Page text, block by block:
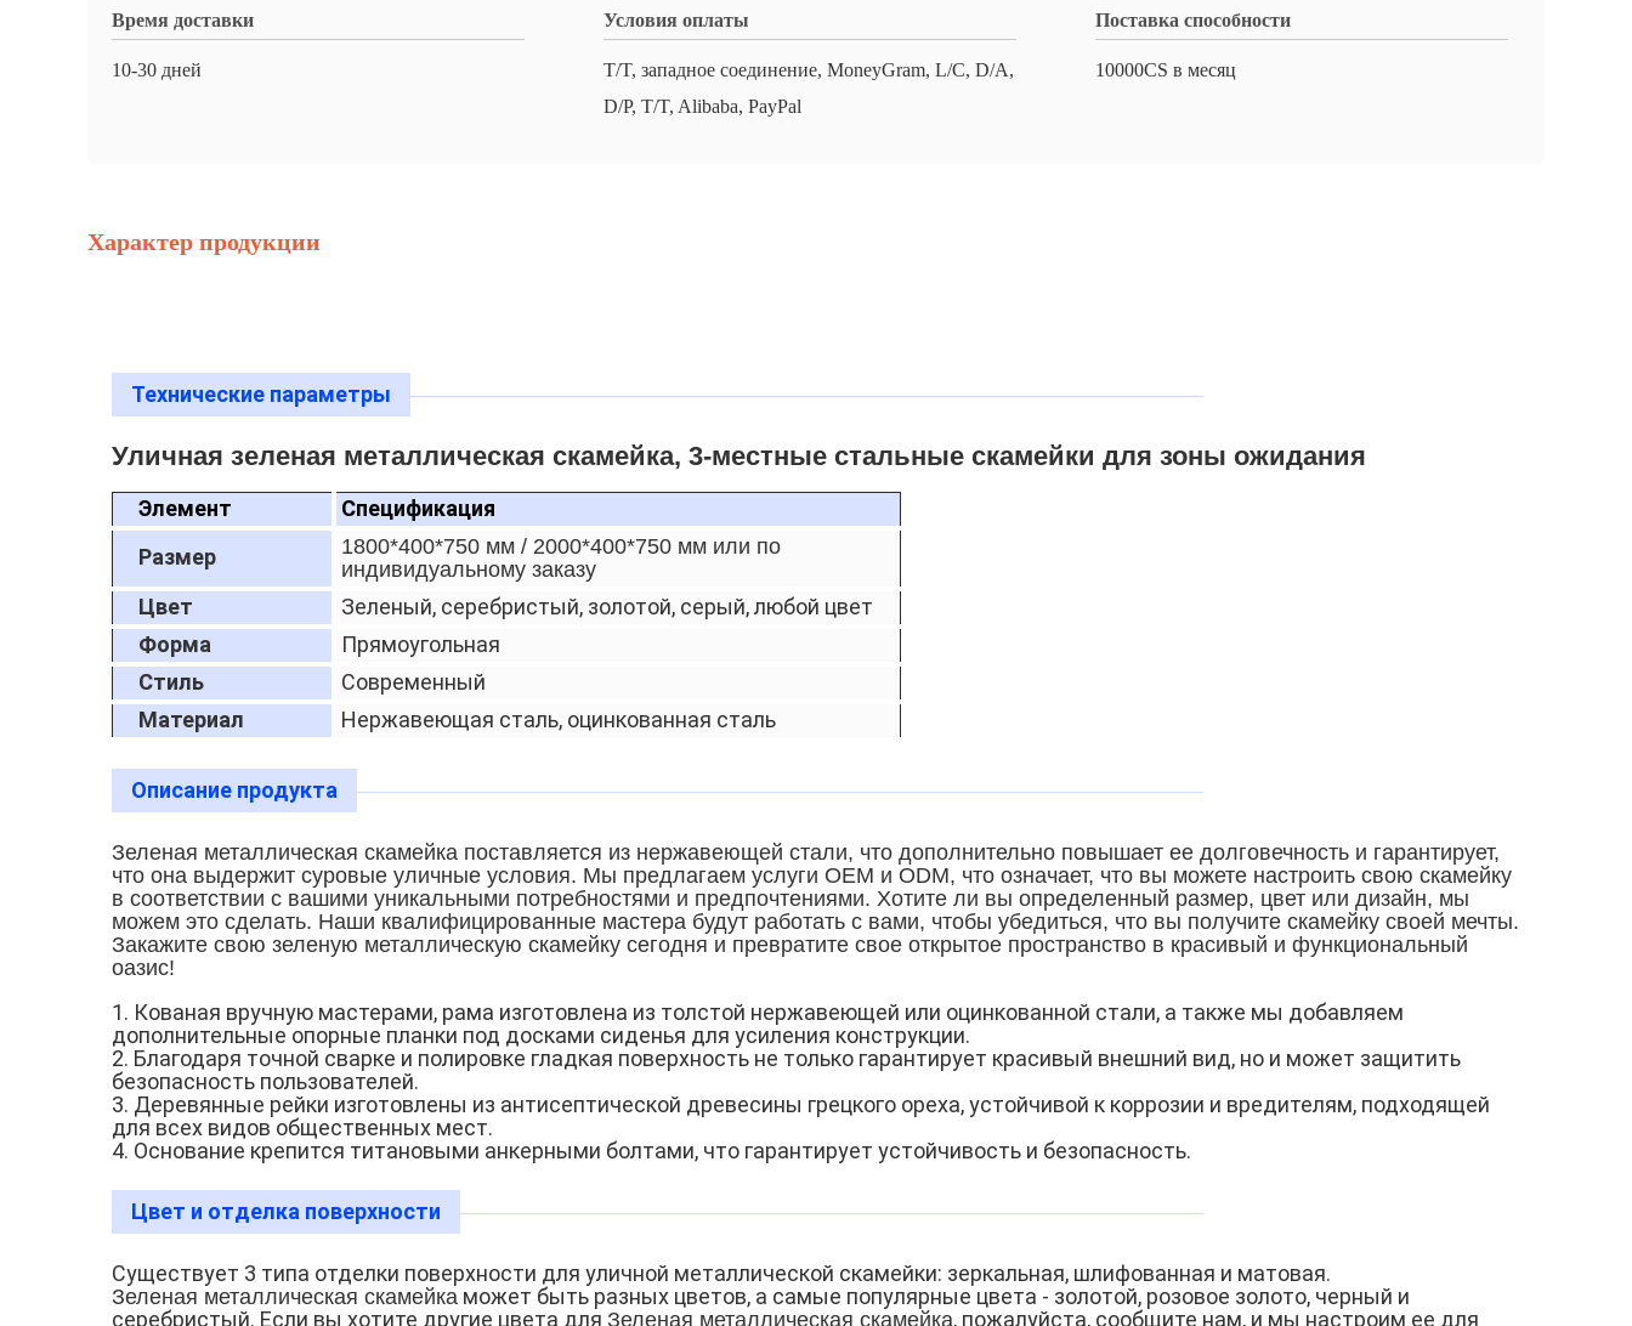
Время доставки
10-30 дней
Условия оплаты
T/T, западное соединение, MoneyGram, L/C, D/A,
D/P, T/T, Alibaba, PayPal
Поставка способности
10000CS в месяц
Характер продукции
Технические параметры
Уличная зеленая металлическая скамейка, 3-местные стальные скамейки для зоны ожидания
Элемент
Спецификация
Размер
1800*400*750 мм / 2000*400*750 мм или по
индивидуальному заказу
Цвет
Зеленый, серебристый, золотой, серый, любой цвет
Форма
Прямоугольная
Стиль
Современный
Материал
Нержавеющая сталь, оцинкованная сталь
Описание продукта
Зеленая металлическая скамейка поставляется из нержавеющей стали, что дополнительно повышает ее долговечность и гарантирует,
что она выдержит суровые уличные условия. Мы предлагаем услуги OEM и ODM, что означает, что вы можете настроить свою скамейку
в соответствии с вашими уникальными потребностями и предпочтениями. Хотите ли вы определенный размер, цвет или дизайн, мы
можем это сделать. Наши квалифицированные мастера будут работать с вами, чтобы убедиться, что вы получите скамейку своей мечты.
Закажите свою зеленую металлическую скамейку сегодня и превратите свое открытое пространство в красивый и функциональный
оазис!
1. Кованая вручную мастерами, рама изготовлена из толстой нержавеющей или оцинкованной стали, а также мы добавляем
дополнительные опорные планки под досками сиденья для усиления конструкции.
2. Благодаря точной сварке и полировке гладкая поверхность не только гарантирует красивый внешний вид, но и может защитить
безопасность пользователей.
3. Деревянные рейки изготовлены из антисептической древесины грецкого ореха, устойчивой к коррозии и вредителям, подходящей
для всех видов общественных мест.
4. Основание крепится титановыми анкерными болтами, что гарантирует устойчивость и безопасность.
Цвет и отделка поверхности
Существует 3 типа отделки поверхности для уличной металлической скамейки: зеркальная, шлифованная и матовая.
Зеленая металлическая скамейка может быть разных цветов, а самые популярные цвета - золотой, розовое золото, черный и
серебристый. Если вы хотите другие цвета для Зеленая металлическая скамейка, пожалуйста, сообщите нам, и мы настроим ее для